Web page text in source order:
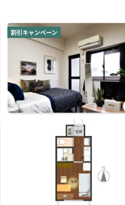
割引キャンペーン